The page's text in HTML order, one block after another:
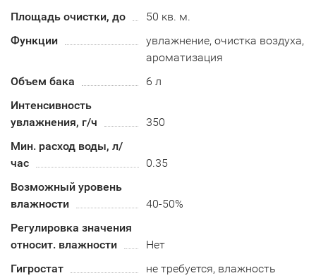
Площадь очистки, до
50 кв. м.
Функции
увлажнение, очистка воздуха,
ароматизация
Объем бака
6 л
Интенсивность
увлажнения, г/ч
350
Мин. расход воды, л/
час
0.35
Возможный уровень
влажности
40-50%
Регулировка значения
относит. влажности
Нет
Гигростат
не требуется, влажность